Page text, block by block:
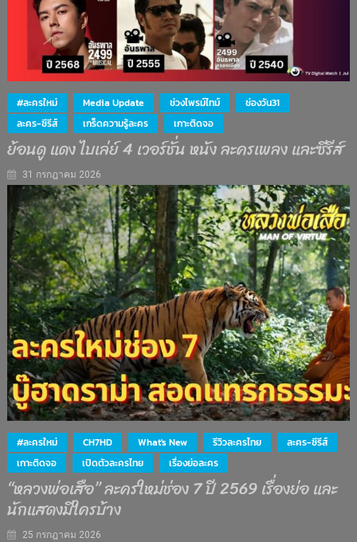
#ละครใหม่ Media Update ช่วงไพรม์ไทม์
ช่องวัน31
ละคร-ซีรีส์
เกร็ดความรู้ละคร เกาะติดจอ
ย้อนดู แดง ไบเล่ย์ 4 เวอร์ชั่น หนัง ละครเพลง และซีรีส์
31 กรกฎาคม 2026
#ละครใหม่ CH7HD What's New รีวิวละครไทย
ละคร-ซีรีส์
เกาะติดจอ
เปิดตัวละครไทย เรื่องย่อละคร
“หลวงพ่อเสือ” ละครใหม่ช่อง 7 ปี 2569 เรื่องย่อ และ
นักแสดงมีใครบ้าง
25 กรกฎาคม 2026